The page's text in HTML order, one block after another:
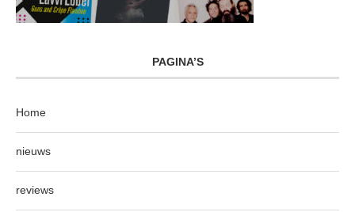
PAGINA’S
Home
nieuws
reviews